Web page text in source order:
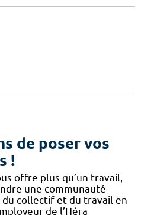
de poser vos
!
offre plus qu’un travail,
une communauté
collectif et du travail en
de l’Héra